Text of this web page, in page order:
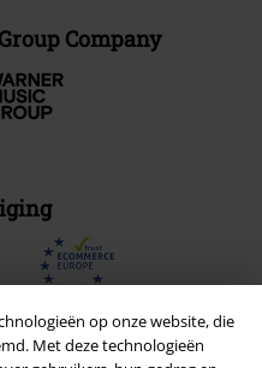
op onze website, die
Met deze technologieën
Company